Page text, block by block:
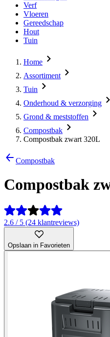
Verf
Vloeren
Gereedschap
Hout
Tuin
Home
Assortiment
Tuin
Onderhoud & verzorging
Grond & meststoffen
Compostbak
Compostbak zwart 320L
Compostbak
Compostbak
2.6 / 5 (24 klantreviews)
Opslaan in Favorieten